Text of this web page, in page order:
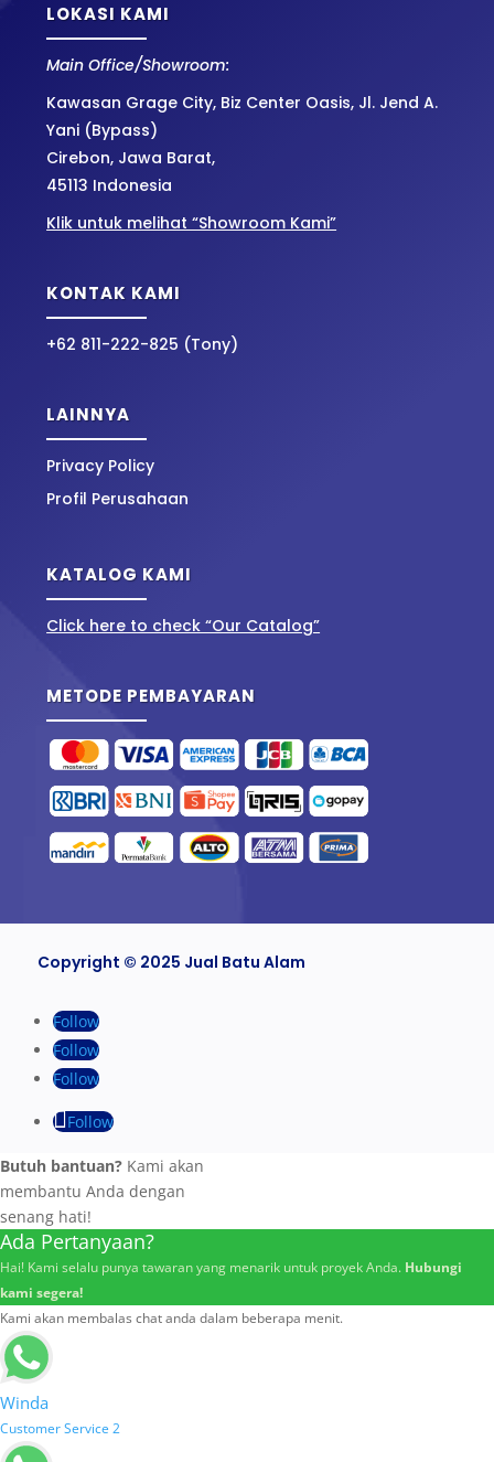
LOKASI KAMI
Main Office/Showroom:
Kawasan Grage City, Biz Center Oasis, Jl. Jend A.
Yani (Bypass)
Cirebon, Jawa Barat,
45113 Indonesia
Klik untuk melihat “Showroom Kami”
KONTAK KAMI
+62 811-222-825 (Tony)
LAINNYA
Privacy Policy
Profil Perusahaan
KATALOG KAMI
Click here to check “Our Catalog”
METODE PEMBAYARAN
Copyright © 2025 Jual Batu Alam
Follow
Follow
Follow
Follow
Butuh bantuan? Kami akan
membantu Anda dengan
senang hati!
Ada Pertanyaan?
Hai! Kami selalu punya tawaran yang menarik untuk proyek Anda. Hubungi
kami segera!
Kami akan membalas chat anda dalam beberapa menit.
Winda
Customer Service 2